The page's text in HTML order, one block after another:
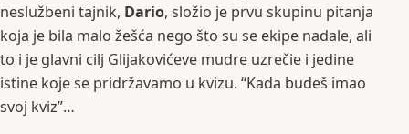
neslužbeni tajnik, Dario, složio je prvu skupinu pitanja
koja je bila malo žešća nego što su se ekipe nadale, ali
to i je glavni cilj Glijakovićeve mudre uzrečie i jedine
istine koje se pridržavamo u kvizu. “Kada budeš imao
svoj kviz”…